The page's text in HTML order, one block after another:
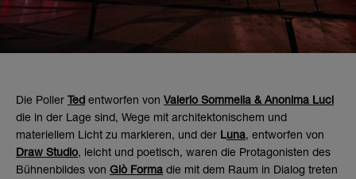
Die Poller Ted entworfen von Valerio Sommella & Anonima Luci
die in der Lage sind, Wege mit architektonischem und
materiellem Licht zu markieren, und der Luna, entworfen von
Draw Studio, leicht und poetisch, waren die Protagonisten des
Bühnenbildes von Giò Forma die mit dem Raum in Dialog treten